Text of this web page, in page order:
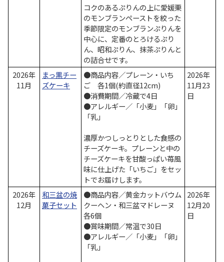
コクのあるぷりんの上に愛媛栗
のモンブランペーストを絞った
季節限定のモンブランぷりんを
中心に、定番のとろけるぷり
ん、昭和ぷりん、抹茶ぷりんと
の詰合せです。
2026年
11月
まっ黒チー
ズケーキ
●商品内容／プレーン・いち
ご 各1個(約直径12cm)
●消費期間／冷蔵で4日
●アレルギー／「小麦」「卵」
「乳」
濃厚かつしっとりとした食感の
チーズケーキ。プレーンと中の
チーズケーキを甘酸っぱい苺風
味に仕上げた「いちご」をセッ
トでお届けします。
2026年
11月23
日
2026年
12月
和三盆の焼
菓子セット
●商品内容／黄金カットバウム
クーヘン・和三盆マドレーヌ
各6個
●賞味期間／常温で30日
●アレルギー／「小麦」「卵」
「乳」
2026年
12月20
日